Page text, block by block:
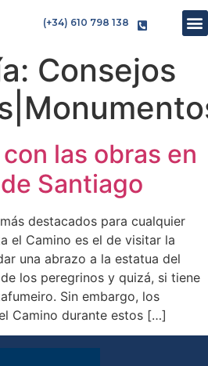
(+34) 610 798 138
Consejos
las obras en
Santiago
destacados para cualquier
el Camino es el de visitar la
una abrazo a la estatua del
los peregrinos y quizá, si tiene
Sin embargo, los
Camino durante estos […]